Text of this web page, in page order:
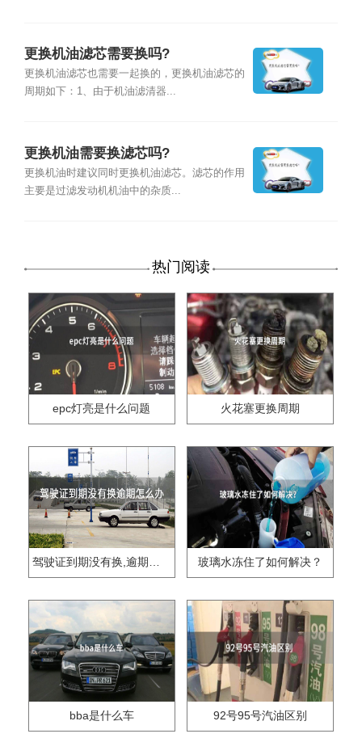
更换机油滤芯需要换吗?
更换机油滤芯也需要一起换的，更换机油滤芯的
周期如下：1、由于机油滤清器...
更换机油需要换滤芯吗?
更换机油时建议同时更换机油滤芯。滤芯的作用
主要是过滤发动机机油中的杂质...
热门阅读
epc灯亮是什么问题 火花塞更换周期
驾驶证到期没有换,逾期怎么办?? 玻璃水冻住了如何解决？
bba是什么车 92号95号汽油区别